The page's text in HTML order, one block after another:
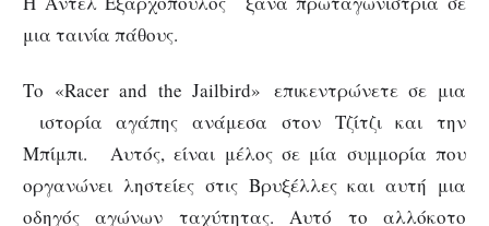
μια ταινία πάθους.
Το «Racer and the Jailbird» επικεντρώνετε σε μια
ιστορία αγάπης ανάμεσα στον Τζίτζι και την
Μπίμπι. Αυτός, είναι μέλος σε μία συμμορία που
οργανώνει ληστείες στις Βρυξέλλες και αυτή μια
οδηγός αγώνων ταχύτητας. Αυτό το αλλόκοτο